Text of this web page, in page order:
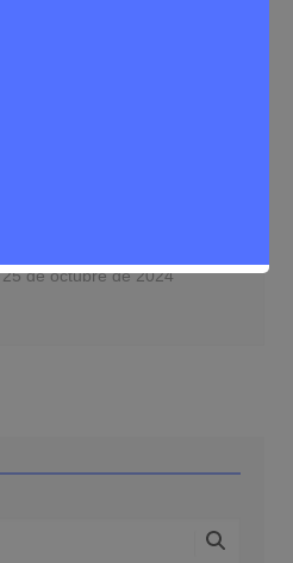
25 de octubre de 2024